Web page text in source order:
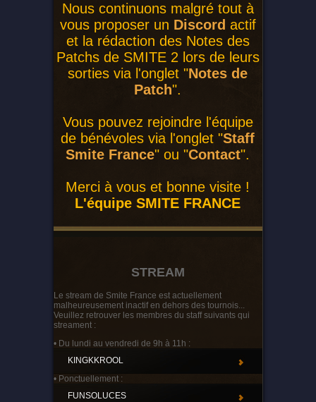
Nous continuons malgré tout à
vous proposer un Discord actif
et la rédaction des Notes des
Patchs de SMITE 2 lors de leurs
sorties via l'onglet "Notes de
Patch".
Vous pouvez rejoindre l'équipe
de bénévoles via l'onglet "Staff
Smite France" ou "Contact".
Merci à vous et bonne visite !
L'équipe SMITE FRANCE
STREAM
Le stream de Smite France est actuellement
malheureusement inactif en dehors des tournois...
Veuillez retrouver les membres du staff suivants qui
streament :
• Du lundi au vendredi de 9h à 11h :
KINGKKROOL
• Ponctuellement :
FUNSOLUCES